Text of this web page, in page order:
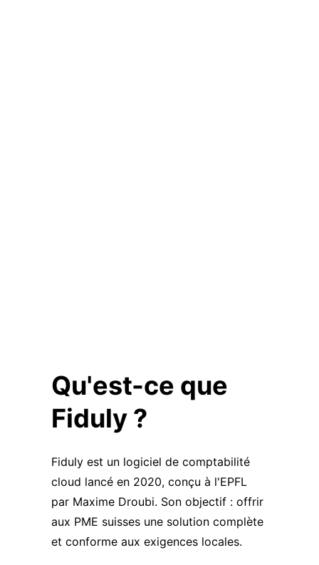
Qu'est-ce que
Fiduly ?
Fiduly est un logiciel de comptabilité
cloud lancé en 2020, conçu à l'EPFL
par Maxime Droubi. Son objectif : offrir
aux PME suisses une solution complète
et conforme aux exigences locales.